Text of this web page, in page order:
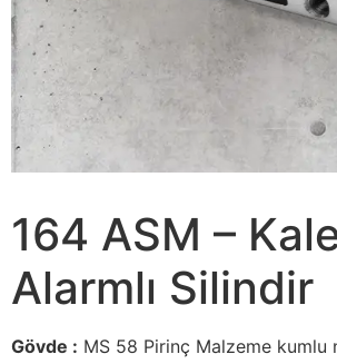
164 ASM –
Alarmlı Silindir
Gövde : MS 58 Pirinç Malzeme kumlu